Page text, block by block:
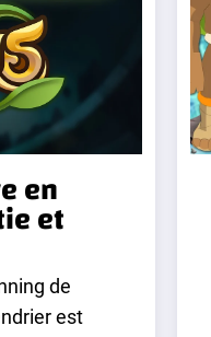
en
et
de
est